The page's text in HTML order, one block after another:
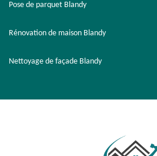
Pose de parquet Blandy
Rénovation de maison Blandy
Nettoyage de façade Blandy